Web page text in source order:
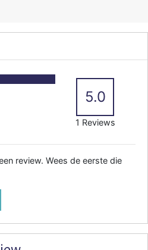
5.0
1 Reviews
review. Wees de eerste die